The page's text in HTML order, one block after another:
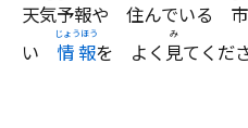
天気予報や 住んでいる
い 情報を よく 見てくだ